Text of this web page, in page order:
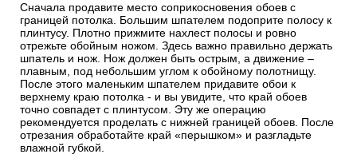
Сначала продавите место соприкосновения обоев с
границей потолка. Большим шпателем подоприте полосу к
плинтусу. Плотно прижмите нахлест полосы и ровно
отрежьте обойным ножом. Здесь важно правильно держать
шпатель и нож. Нож должен быть острым, а движение –
плавным, под небольшим углом к обойному полотнищу.
После этого маленьким шпателем придавите обои к
верхнему краю потолка - и вы увидите, что край обоев
точно совпадет с плинтусом. Эту же операцию
рекомендуется проделать с нижней границей обоев. После
отрезания обработайте край «перышком» и разгладьте
влажной губкой.